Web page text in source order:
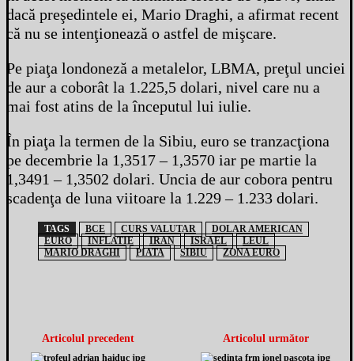
dacă preşedintele ei, Mario Draghi, a afirmat recent
că nu se intenţionează o astfel de mişcare.
Pe piaţa londoneză a metalelor, LBMA, preţul unciei
de aur a coborât la 1.225,5 dolari, nivel care nu a
mai fost atins de la începutul lui iulie.
În piaţa la termen de la Sibiu, euro se tranzacţiona
pe decembrie la 1,3517 – 1,3570 iar pe martie la
1,3491 – 1,3502 dolari. Uncia de aur cobora pentru
scadenţa de luna viitoare la 1.229 – 1.233 dolari.
TAGS BCE CURS VALUTAR
DOLAR AMERICAN
EURO
INFLATIE IRAN ISRAEL
LEUL
MARIO DRAGHI
PIATA SIBIU ZONA EURO
Articolul precedent Articolul următor